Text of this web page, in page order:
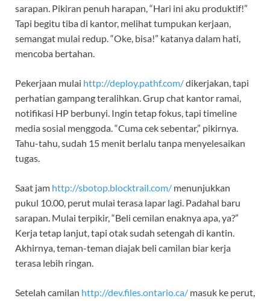
sarapan. Pikiran penuh harapan, “Hari ini aku produktif!”
Tapi begitu tiba di kantor, melihat tumpukan kerjaan,
semangat mulai redup. “Oke, bisa!” katanya dalam hati,
mencoba bertahan.
Pekerjaan mulai http://deploy.pathf.com/dikerjakan, tapi
perhatian gampang teralihkan. Grup chat kantor ramai,
notifikasi HP berbunyi. Ingin tetap fokus, tapi timeline
media sosial menggoda. “Cuma cek sebentar,” pikirnya.
Tahu-tahu, sudah 15 menit berlalu tanpa menyelesaikan
tugas.
Saat jam http://sbotop.blocktrail.com/ menunjukkan
pukul 10.00, perut mulai terasa lapar lagi. Padahal baru
sarapan. Mulai terpikir, “Beli cemilan enaknya apa, ya?”
Kerja tetap lanjut, tapi otak sudah setengah di kantin.
Akhirnya, teman-teman diajak beli camilan biar kerja
terasa lebih ringan.
Setelah camilan http://dev.files.ontario.ca/ masuk ke perut,